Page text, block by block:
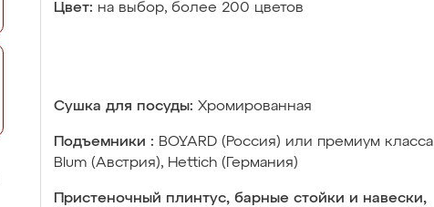
Цвет: на выбор, более 200 цветов
Сушка для посуды: Хромированная
Подъемники : BOYARD (Россия) или премиум класса
Blum (Австрия), Hettich (Германия)
Пристеночный плинтус, барные стойки и навески,